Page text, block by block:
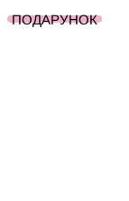
ПОДАРУНОК